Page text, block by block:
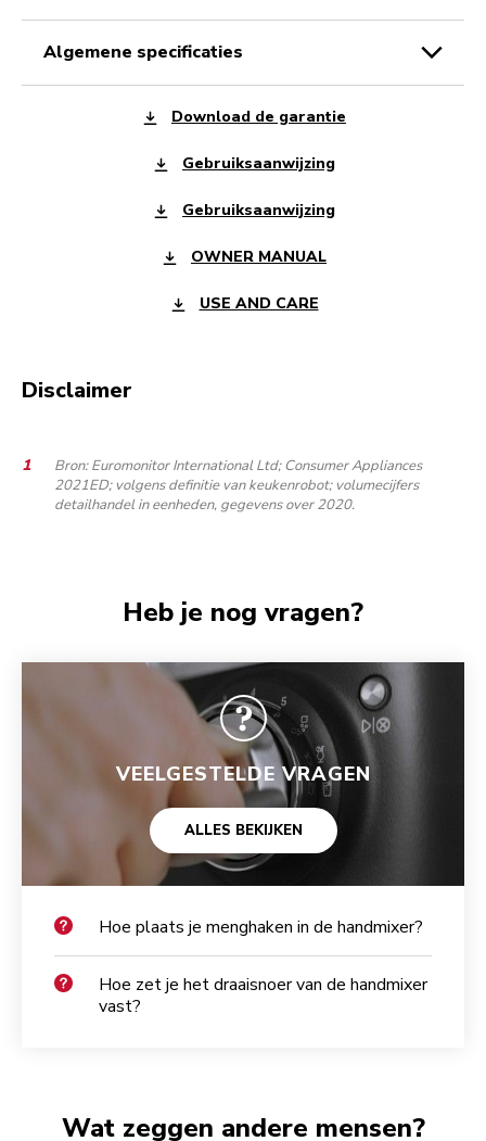
algemene specificaties
Download de garantie
Gebruiksaanwijzing
Gebruiksaanwijzing
OWNER MANUAL
USE AND CARE
Disclaimer
Bron: Euromonitor International Ltd; Consumer Appliances
2021ED; volgens definitie van keukenrobot; volumecijfers
detailhandel in eenheden, gegevens over 2020.
Heb je nog vragen?
VEELGESTELDE VRAGEN
ALLES BEKIJKEN
Hoe plaats je menghaken in de handmixer?
Hoe zet je het draaisnoer van de handmixer
vast?
Wat zeggen andere mensen?